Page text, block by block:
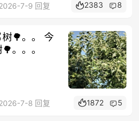
7-9 回复 2383 8
🌳。。 今
。。。
7-8 回复 1872 5